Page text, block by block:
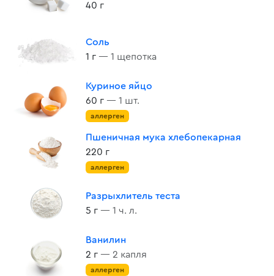
40 г
Соль
1 г — 1 щепотка
Куриное яйцо
60 г — 1 шт.
аллерген
Пшеничная мука хлебопекарная
220 г
аллерген
Разрыхлитель теста
5 г — 1 ч. л.
Ванилин
2 г — 2 капля
аллерген